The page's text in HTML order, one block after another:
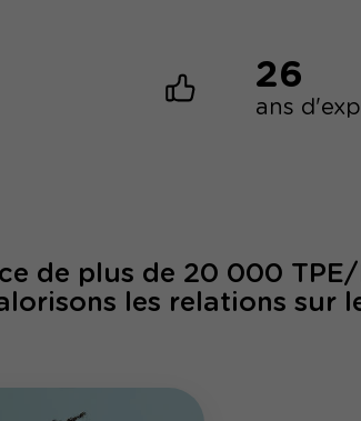
26
ans
de plus de 20 000 TPE/
les relations sur